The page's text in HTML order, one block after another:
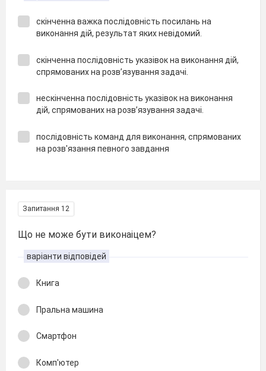
скінченна важка послідовність посилань на
виконання дій, результат яких невідомий.
скінченна послідовність указівок на виконання дій,
спрямованих на розв’язування задачі.
нескінченна послідовність указівок на виконання
дій, спрямованих на розв’язування задачі.
послідовність команд для виконання, спрямованих
на розв'язання певного завдання
Запитання 12
Що не може бути виконаіцем?
варіанти відповідей
Книга
Пральна машина
Смартфон
Комп'ютер